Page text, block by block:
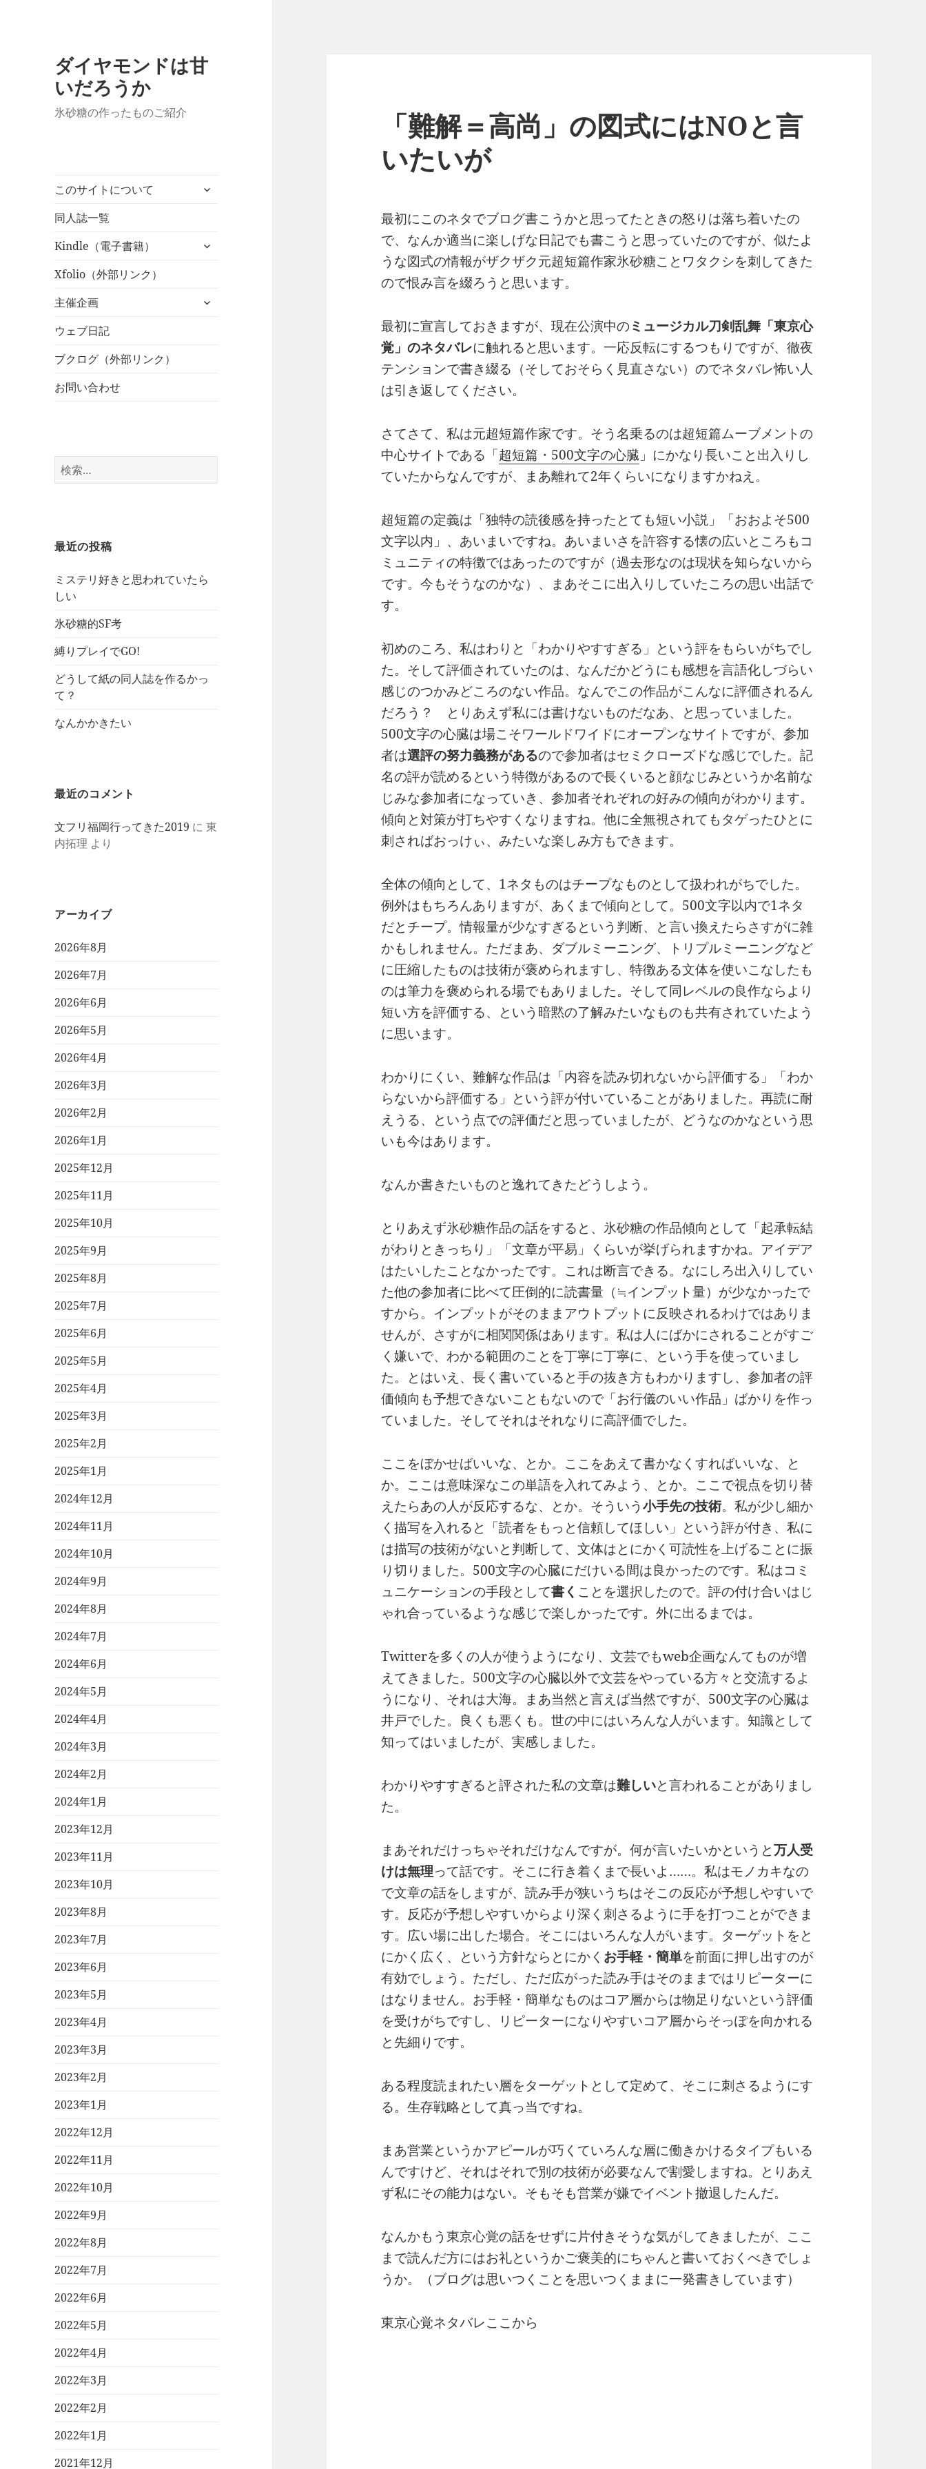
ダイヤモンドは甘
いだろうか
氷砂糖の作ったものご紹介
このサイトについて
サ
ュ
同人誌一覧
Kindle（電子書籍）
サ
ュ
Xfolio（外部リンク）
主催企画
サ
ウェブ日記
ブクログ（外部リンク）
お問い合わせ
検
索:
最近の投稿
ミステリ好きと思われていたら
しい
氷砂糖的SF考
縛りプレイでGO!
どうして紙の同人誌を作るかっ
て？
なんかかきたい
最近のコメント
文フリ福岡行ってきた2019 に東
内拓理 より
アーカイブ
2026年8月
2026年7月
2026年6月
2026年5月
2026年4月
2026年3月
2026年2月
2026年1月
2025年12月
2025年11月
2025年10月
2025年9月
2025年8月
2025年7月
2025年6月
2025年5月
2025年4月
2025年3月
2025年2月
2025年1月
2024年12月
2024年11月
2024年10月
2024年9月
2024年8月
2024年7月
2024年6月
2024年5月
2024年4月
2024年3月
2024年2月
2024年1月
2023年12月
2023年11月
2023年10月
2023年8月
2023年7月
2023年6月
2023年5月
2023年4月
2023年3月
2023年2月
2023年1月
2022年12月
2022年11月
2022年10月
2022年9月
2022年8月
2022年7月
2022年6月
2022年5月
2022年4月
2022年3月
2022年2月
2022年1月
2021年12月
「難解＝高尚」の図式にはNOと言
いたいが
最初にこのネタでブログ書こうかと思ってたときの怒りは落ち着いたの
で、なんか適当に楽しげな日記でも書こうと思っていたのですが、似たよ
うな図式の情報がザクザク元超短篇作家氷砂糖ことワタクシを刺してきた
ので恨み言を綴ろうと思います。
最初に宣言しておきますが、現在公演中のミュージカル刀剣乱舞「東京心
覚」のネタバレに触れると思います。一応反転にするつもりですが、徹夜
テンションで書き綴る（そしておそらく見直さない）のでネタバレ怖い人
は引き返してください。
さてさて、私は元超短篇作家です。そう名乗るのは超短篇ムーブメントの
中心サイトである「超短篇・500文字の心臓 」にかなり長いこと出入りし
ていたからなんですが、まあ離れて2年くらいになりますかねえ。
超短篇の定義は「独特の読後感を持ったとても短い小説」「おおよそ500
文字以内」、あいまいですね。あいまいさを許容する懐の広いところもコ
ミュニティの特徴ではあったのですが（過去形なのは現状を知らないから
です。今もそうなのかな）、まあそこに出入りしていたころの思い出話で
す。
初めのころ、私はわりと「わかりやすすぎる」という評をもらいがちでし
た。そして評価されていたのは、なんだかどうにも感想を言語化しづらい
感じのつかみどころのない作品。なんでこの作品がこんなに評価されるん
だろう？ とりあえず私には書けないものだなあ、と思っていました。
500文字の心臓は場こそワールドワイドにオープンなサイトですが、参加
者は選評の努力義務があるので参加者はセミクローズドな感じでした。記
名の評が読めるという特徴があるので長くいると顔なじみというか名前な
じみな参加者になっていき、参加者それぞれの好みの傾向がわかります。
傾向と対策が打ちやすくなりますね。他に全無視されてもタゲったひとに
刺さればおっけぃ、みたいな楽しみ方もできます。
全体の傾向として、1ネタものはチープなものとして扱われがちでした。
例外はもちろんありますが、あくまで傾向として。500文字以内で1ネタ
だとチープ。情報量が少なすぎるという判断、と言い換えたらさすがに雑
かもしれません。ただまあ、ダブルミーニング、トリプルミーニングなど
に圧縮したものは技術が褒められますし、特徴ある文体を使いこなしたも
のは筆力を褒められる場でもありました。そして同レベルの良作ならより
短い方を評価する、という暗黙の了解みたいなものも共有されていたよう
に思います。
わかりにくい、難解な作品は「内容を読み切れないから評価する」「わか
らないから評価する」という評が付いていることがありました。再読に耐
えうる、という点での評価だと思っていましたが、どうなのかなという思
いも今はあります。
なんか書きたいものと逸れてきたどうしよう。
とりあえず氷砂糖作品の話をすると、氷砂糖の作品傾向として「起承転結
がわりときっちり」「文章が平易」くらいが挙げられますかね。アイデア
はたいしたことなかったです。これは断言できる。なにしろ出入りしてい
た他の参加者に比べて圧倒的に読書量（≒インプット量）が少なかったで
すから。インプットがそのままアウトプットに反映されるわけではありま
せんが、さすがに相関関係はあります。私は人にばかにされることがすご
く嫌いで、わかる範囲のことを丁寧に丁寧に、という手を使っていまし
た。とはいえ、長く書いていると手の抜き方もわかりますし、参加者の評
価傾向も予想できないこともないので「お行儀のいい作品」ばかりを作っ
ていました。そしてそれはそれなりに高評価でした。
ここをぼかせばいいな、とか。ここをあえて書かなくすればいいな、と
か。ここは意味深なこの単語を入れてみよう、とか。ここで視点を切り替
えたらあの人が反応するな、とか。そういう小手先の技術。私が少し細か
く描写を入れると「読者をもっと信頼してほしい」という評が付き、私に
は描写の技術がないと判断して、文体はとにかく可読性を上げることに振
り切りました。500文字の心臓にだけいる間は良かったのです。私はコミ
ュニケーションの手段として書く ことを選択したので。評の付け合いはじ
ゃれ合っているような感じで楽しかったです。外に出るまでは。
Twitterを多くの人が使うようになり、文芸でもweb企画なんてものが増
えてきました。500文字の心臓以外で文芸をやっている方々と交流するよ
うになり、それは大海。まあ当然と言えば当然ですが、500文字の心臓は
井戸でした。良くも悪くも。世の中にはいろんな人がいます。知識として
知ってはいましたが、実感しました。
わかりやすすぎると評された私の文章は難しいと言われることがありまし
た。
まあそれだけっちゃそれだけなんですが。何が言いたいかというと万人受
けは無理って話です。そこに行き着くまで長いよ……。私はモノカキなの
で文章の話をしますが、読み手が狭いうちはそこの反応が予想しやすいで
す。反応が予想しやすいからより深く刺さるように手を打つことができま
す。広い場に出した場合。そこにはいろんな人がいます。ターゲットをと
にかく広く、という方針ならとにかく お手軽・簡単を前面に押し出すのが
有効でしょう。ただし、ただ広がった読み手はそのままではリピーターに
はなりません。お手軽・簡単なものはコア層からは物足りないという評価
を受けがちですし、リピーターになりやすいコア層からそっぽを向かれる
と先細りです。
ある程度読まれたい層をターゲットとして定めて、そこに刺さるようにす
る。生存戦略として真っ当ですね。
まあ営業というかアピールが巧くていろんな層に働きかけるタイプもいる
んですけど、それはそれで別の技術が必要なんで割愛しますね。とりあえ
ず私にその能力はない。そもそも営業が嫌でイベント撤退したんだ。
なんかもう東京心覚の話をせずに片付きそうな気がしてきましたが、ここ
まで読んだ方にはお礼というかご褒美的にちゃんと書いておくべきでしょ
うか。（ブログは思いつくことを思いつくままに一発書きしています）
東京心覚ネタバレここから